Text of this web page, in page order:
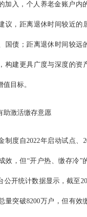
加入，个人养老金账户内
议，距离退休时间较近的
国债；距离退休时间较远
构建更具广度与深度的资
目标。
助激活缴存意愿
制度自2022年启动试点、
效，但“开户热、缴存冷”
公开统计数据显示，截至
量突破8200万户，但有效